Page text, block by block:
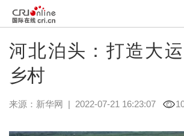
河北泊头：打造大
乡村
来源： 新华网 | 2022-07-21 16:23:07